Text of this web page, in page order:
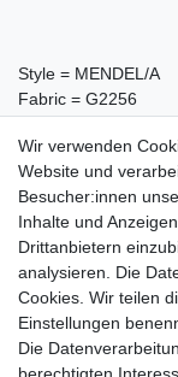
Style = MENDEL/A
Fabric = G2256
Colour = BI00
013551-24 ( W24 /
ca. Maße:
24/32E-4258 =
Bundweite:37cm,
Wir verwenden
Website und
Besucher:innen
Inhalte und
Drittanbietern
analysieren. Die
Cookies. Wir teilen
Einstellungen
Die